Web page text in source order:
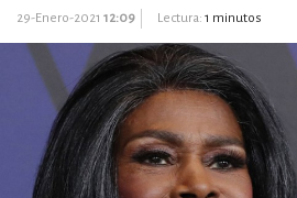
29-Enero-2021 12:09 Lectura: 1 minutos